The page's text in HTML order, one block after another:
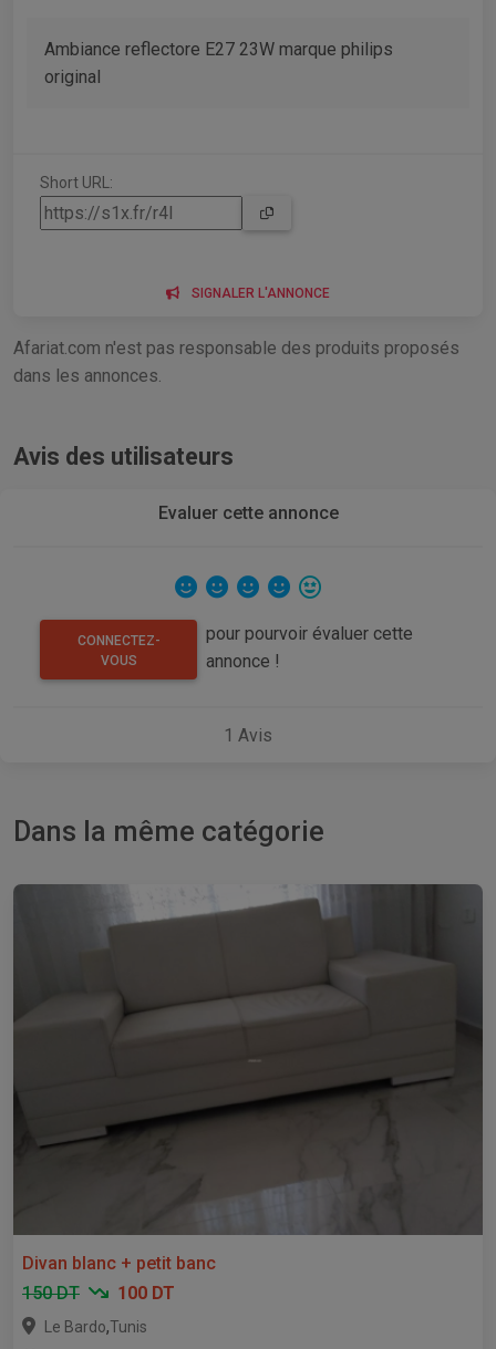
Ambiance reflectore E27 23W marque philips
original
Short URL:
SIGNALER L'ANNONCE
Afariat.com n'est pas responsable des produits proposés
dans les annonces.
Avis des utilisateurs
Evaluer cette annonce
CONNECTEZ-
VOUS
pour pourvoir évaluer cette
annonce !
1 Avis
Dans la même catégorie
Divan blanc + petit banc
150 DT
100 DT
Le Bardo,Tunis